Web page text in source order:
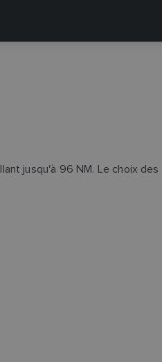
jusqu'à 96 NM. Le choix